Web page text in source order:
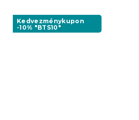
Kedvezménykupon
-10% "BTS10"